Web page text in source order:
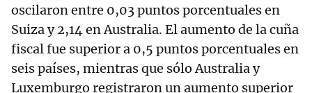
oscilaron entre 0,03 puntos porcentuales en
Suiza y 2,14 en Australia. El aumento de la cuña
fiscal fue superior a 0,5 puntos porcentuales en
seis países, mientras que sólo Australia y
Luxemburgo registraron un aumento superior